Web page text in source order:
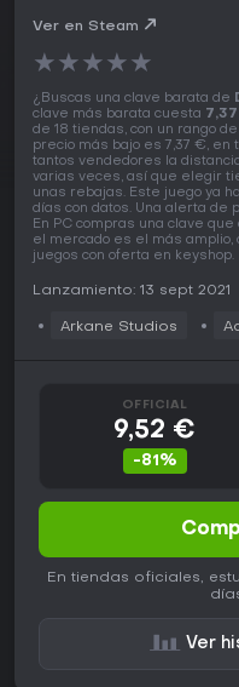
Ver en Steam
★★★★★
¿Buscas una clave barata de
clave más barata cuesta
de 18 tiendas, con un rango de
precio más bajo es 7,37 €, en
tantos vendedores la
varias veces, así que elegir
unas rebajas. Este juego ya
días con datos. Una alerta de
En PC compras una clave
el mercado es el más amplio,
juegos con oferta en keyshop.
Lanzamiento: 13 sept 2021
Arkane Studios
OFFICIAL
9,52 €
-81%
En tiendas oficiales,
Ver